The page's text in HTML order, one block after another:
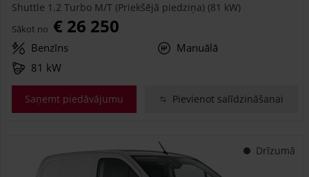
Shuttle 1.2 Turbo M/T (Priekšējā piedziņa) (81 kW)
Sākot no € 26 250
Benzīns
Manuālā
81 kW
Saņemt piedāvājumu Pievienot salīdzināšanai
Drīzumā